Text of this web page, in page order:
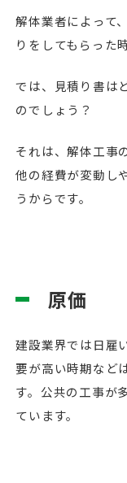
解体業者によって
りをしてもらった
では、見積り書は
のでしょう？
それは、解体工事
他の経費が変動し
うからです。
原価
建設業界では日雇
要が高い時期など
す。公共の工事が
ています。